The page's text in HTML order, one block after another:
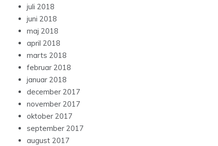
juli 2018
juni 2018
maj 2018
april 2018
marts 2018
februar 2018
januar 2018
december 2017
november 2017
oktober 2017
september 2017
august 2017